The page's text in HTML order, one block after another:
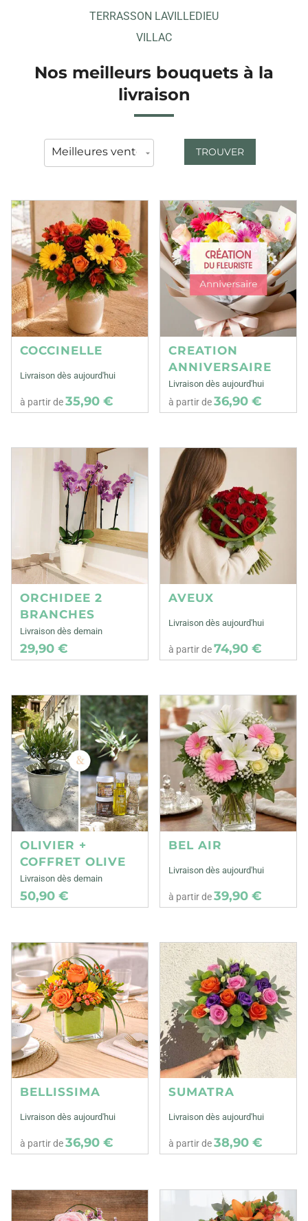
TERRASSON LAVILLEDIEU
VILLAC
Nos meilleurs bouquets à la
livraison
TROUVER
COCCINELLE
Livraison dès aujourd'hui
à partir de35,90 €
CREATION
ANNIVERSAIRE
Livraison dès aujourd'hui
à partir de36,90 €
ORCHIDEE 2
BRANCHES
Livraison dès demain
29,90 €
AVEUX
Livraison dès aujourd'hui
à partir de74,90 €
OLIVIER +
COFFRET OLIVE
Livraison dès demain
50,90 €
BEL AIR
Livraison dès aujourd'hui
à partir de39,90 €
BELLISSIMA
Livraison dès aujourd'hui
à partir de36,90 €
SUMATRA
Livraison dès aujourd'hui
à partir de38,90 €